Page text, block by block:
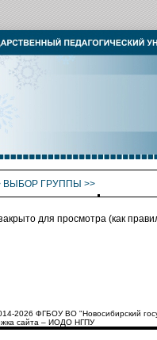
ВЫБОР ГРУППЫ >>
для просмотра (как
2026 ФГБОУ ВО "Новосибирский
сайта – ИОДО НГПУ